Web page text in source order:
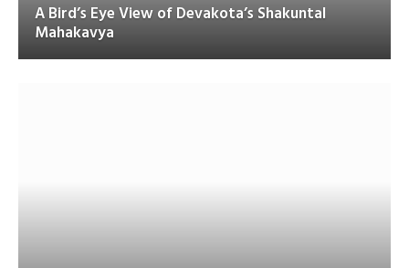
A Bird’s Eye View of Devakota’s Shakuntal
Mahakavya